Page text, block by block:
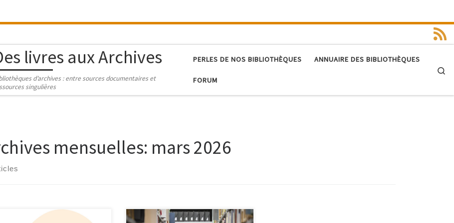
livres aux Archives
d’archives : entre sources documentaires et
singulières
PERLES DE NOS BIBLIOTHÈQUES ANNUAIRE DES BIBLIOTHÈQUES
FORUM
mensuelles: mars 2026